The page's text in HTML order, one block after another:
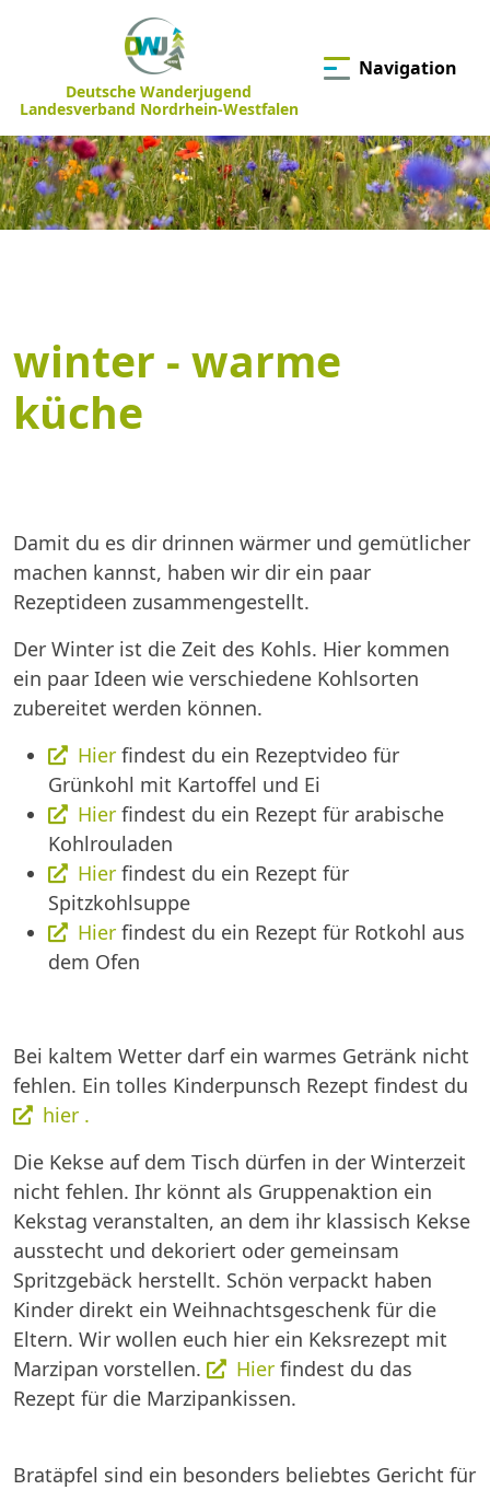
Deutsche Wanderjugend
Landesverband Nordrhein-Westfalen
Navigation
winter - warme
küche
Damit du es dir drinnen wärmer und gemütlicher
machen kannst, haben wir dir ein paar
Rezeptideen zusammengestellt.
Der Winter ist die Zeit des Kohls. Hier kommen
ein paar Ideen wie verschiedene Kohlsorten
zubereitet werden können.
Hier findest du ein Rezeptvideo für
Grünkohl mit Kartoffel und Ei
Hier findest du ein Rezept für arabische
Kohlrouladen
Hier findest du ein Rezept für
Spitzkohlsuppe
Hier findest du ein Rezept für Rotkohl aus
dem Ofen
Bei kaltem Wetter darf ein warmes Getränk nicht
fehlen. Ein tolles Kinderpunsch Rezept findest du
hier .
Die Kekse auf dem Tisch dürfen in der Winterzeit
nicht fehlen. Ihr könnt als Gruppenaktion ein
Kekstag veranstalten, an dem ihr klassisch Kekse
ausstecht und dekoriert oder gemeinsam
Spritzgebäck herstellt. Schön verpackt haben
Kinder direkt ein Weihnachtsgeschenk für die
Eltern. Wir wollen euch hier ein Keksrezept mit
Marzipan vorstellen.
Hier findest du das
Rezept für die Marzipankissen.
Bratäpfel sind ein besonders beliebtes Gericht für